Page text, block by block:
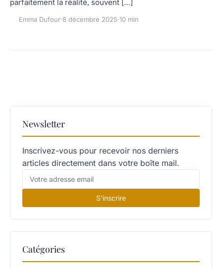
parfaitement la réalité, souvent […]
Emma Dufour·8 décembre 2025·10 min
Newsletter
Inscrivez-vous pour recevoir nos derniers
articles directement dans votre boîte mail.
S'inscrire
Catégories